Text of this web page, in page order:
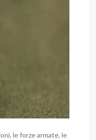
le forze armate, le